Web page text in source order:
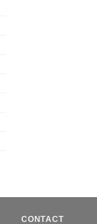
CONTACT